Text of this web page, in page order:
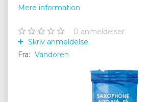
Mere information
0 anmeldelser
Skriv anmeldelse
Fra: Vandoren